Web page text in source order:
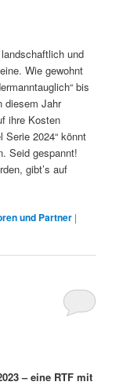
und
Wie gewohnt
bis
diesem Jahr
ihre Kosten
Serie 2024“ könnt
Seid gespannt!
gibt’s auf
und Partner |
– eine RTF mit